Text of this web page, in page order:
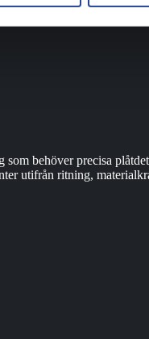
behöver precisa
utifrån ritning,